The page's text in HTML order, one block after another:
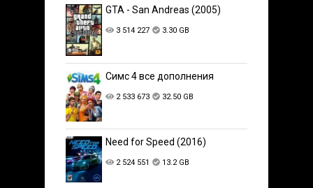
GTA - San Andreas (2005)
3 514 227 3.30 GB
Симс 4 все дополнения
2 533 673 32.50 GB
Need for Speed (2016)
2 524 551 13.2 GB